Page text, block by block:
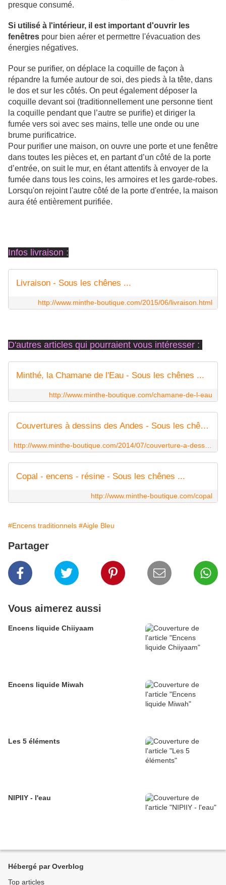
presque consumé.
Si utilisé à l'intérieur, il est important d'ouvrir les
fenêtres pour bien aérer et permettre l'évacuation des
énergies négatives.
Pour se purifier, on déplace la coquille de façon à
répandre la fumée autour de soi, des pieds à la tête, dans
le dos et sur les côtés. On peut également déposer la
coquille devant soi (traditionnellement une personne tient
la coquille pendant que l’autre se purifie) et diriger la
fumée vers soi avec ses mains, telle une onde ou une
brume purificatrice.
Pour purifier une maison, on ouvre une porte et une fenêtre
dans toutes les pièces et, en partant d’un côté de la porte
d’entrée, on suit le mur, en étant attentifs à envoyer de la
fumée dans tous les coins, les armoires et les garde-robes.
Lorsqu'on rejoint l'autre côté de la porte d'entrée, la maison
aura été entièrement purifiée.
Infos livraison :
Livraison - Sous les chênes ...
http://www.minthe-boutique.com/2015/06/livraison.html
D'autres articles qui pourraient vous intéresser :
Minthé, la Chamane de l'Eau - Sous les chênes ...
http://www.minthe-boutique.com/chamane-de-l-eau
Couvertures à dessins des Andes - Sous les chênes ...
Copal - encens - résine - Sous les chênes ...
http://www.minthe-boutique.com/copal
#Encens traditionnels #Aigle Bleu
Partager
Vous aimerez aussi
Encens liquide Chiiyaam
Encens liquide Miwah
Les 5 éléments
NIPIIY - l'eau
Hébergé par Overblog
Top articles